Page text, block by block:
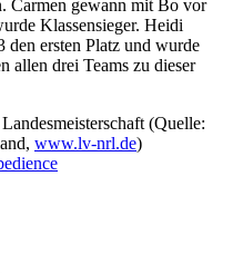
Carmen gewann mit Bo vor
Klassensieger. Heidi
den ersten Platz und wurde
allen drei Teams zu dieser
(Quelle:
www.lv-nrl.de)